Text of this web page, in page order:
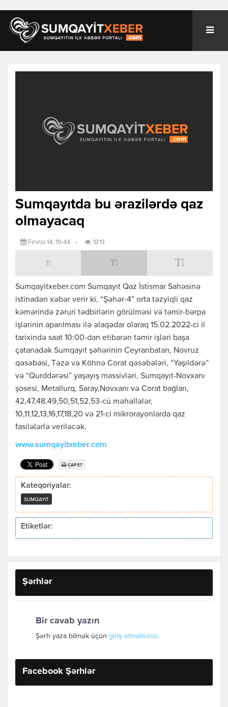
Sumqayıtda bu ərazilərdə qaz
olmayacaq
Fevral 14, 19:44 • 1819
Sumqayitxeber.com Sumqayıt Qaz İstismar Sahəsinə
istinadən xəbər verir ki, “Şəhər-4” orta təzyiqli qaz
kəmərində zəruri tədbirlərin görülməsi və təmir-bərpa
işlərinin aparılması ilə əlaqədar olaraq 15.02.2022-ci il
tarixində saat 10:00-dan etibarən təmir işləri başa
çatanadək Sumqayıt şəhərinin Ceyranbatan, Novruz
qəsəbəsi, Təzə və Köhnə Corat qəsəbələri, “Yaşıldərə”
və “Qurddərəsi” yaşayış massivləri, Sumqayıt-Novxanı
şosesi, Metallurq, Saray,Novxanı və Corat bağları,
42,47,48,49,50,51,52,53-cü məhəllələr,
10,11,12,13,16,17,18,20 və 21-ci mikrorayonlarda qaz
fasilələrlə veriləcək.
www.sumqayitxeber.com
ÇAP ET
Kateqoriyalar:
SUMQAYIT
Etiketlər:
Şərhlər
Bir cavab yazın
Şərh yaza bilmək üçün giriş etməlisiniz.
Facebook Şərhlər